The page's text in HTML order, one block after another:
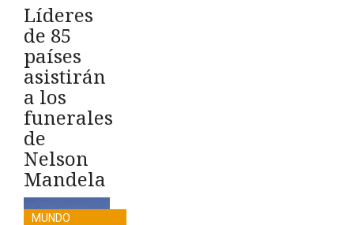
Líderes
de 85
países
asistirán
a los
funerales
de
Nelson
Mandela
MUNDO